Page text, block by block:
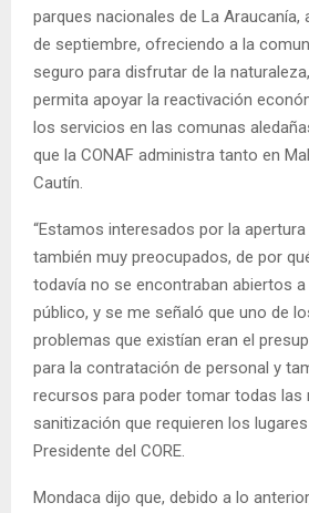
parques nacionales de La Araucanía,
de septiembre, ofreciendo a la
seguro para disfrutar de la
permita apoyar la reactivación
los servicios en las comunas
que la CONAF administra tanto en
Cautín.
“Estamos interesados por la
también muy preocupados, de por
todavía no se encontraban abiertos
público, y se me señaló que uno de
problemas que existían eran el
para la contratación de personal y
recursos para poder tomar todas las
sanitización que requieren los
Presidente del CORE.
Mondaca dijo que, debido a lo